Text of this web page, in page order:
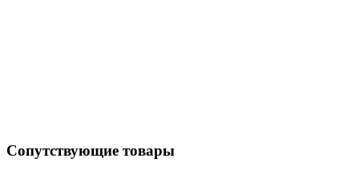
Сопутствующие товары